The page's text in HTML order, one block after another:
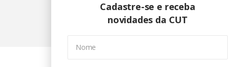
Cadastre-se e receba
novidades da CUT
Nome